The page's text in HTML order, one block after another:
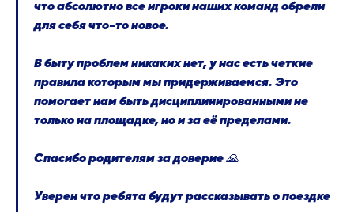
что абсолютно все игроки наших команд обрели
для себя что-то новое.
В быту проблем никаких нет, у нас есть четкие
правила которым мы придерживаемся. Это
помогает нам быть дисциплинированными не
только на площадке, но и за её пределами.
Спасибо родителям за доверие 🙏
Уверен что ребята будут рассказывать о поездке